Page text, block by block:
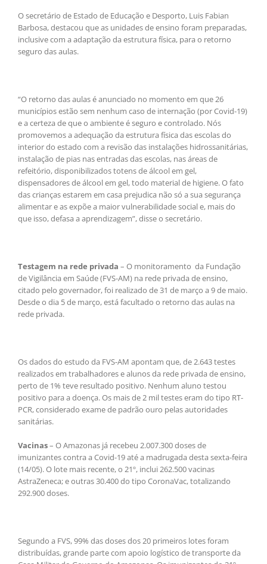
O secretário de Estado de Educação e Desporto, Luis Fabian
Barbosa, destacou que as unidades de ensino foram preparadas,
inclusive com a adaptação da estrutura física, para o retorno
seguro das aulas.
“O retorno das aulas é anunciado no momento em que 26
municípios estão sem nenhum caso de internação (por Covid-19)
e a certeza de que o ambiente é seguro e controlado. Nós
promovemos a adequação da estrutura física das escolas do
interior do estado com a revisão das instalações hidrossanitárias,
instalação de pias nas entradas das escolas, nas áreas de
refeitório, disponibilizados totens de álcool em gel,
dispensadores de álcool em gel, todo material de higiene. O fato
das crianças estarem em casa prejudica não só a sua segurança
alimentar e as expõe a maior vulnerabilidade social e, mais do
que isso, defasa a aprendizagem”, disse o secretário.
Testagem na rede privada – O monitoramento da Fundação
de Vigilância em Saúde (FVS-AM) na rede privada de ensino,
citado pelo governador, foi realizado de 31 de março a 9 de maio.
Desde o dia 5 de março, está facultado o retorno das aulas na
rede privada.
Os dados do estudo da FVS-AM apontam que, de 2.643 testes
realizados em trabalhadores e alunos da rede privada de ensino,
perto de 1% teve resultado positivo. Nenhum aluno testou
positivo para a doença. Os mais de 2 mil testes eram do tipo RT-
PCR, considerado exame de padrão ouro pelas autoridades
sanitárias.
Vacinas– O Amazonas já recebeu 2.007.300 doses de
imunizantes contra a Covid-19 até a madrugada desta sexta-feira
(14/05). O lote mais recente, o 21º, inclui 262.500 vacinas
AstraZeneca; e outras 30.400 do tipo CoronaVac, totalizando
292.900 doses.
Segundo a FVS, 99% das doses dos 20 primeiros lotes foram
distribuídas, grande parte com apoio logístico de transporte da